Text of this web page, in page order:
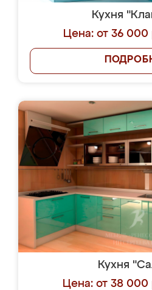
Кухня
Цена: от 36 000
Кухня
Цена: от 38 000